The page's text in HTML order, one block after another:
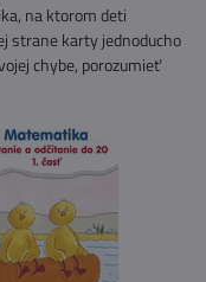
na ktorom deti
strane karty jednoducho
chybe, porozumieť